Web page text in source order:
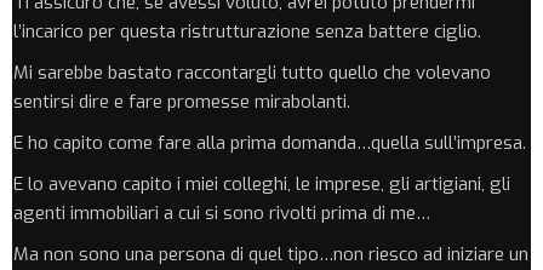
l’incarico per questa ristrutturazione senza battere ciglio.
Mi sarebbe bastato raccontargli tutto quello che volevano
sentirsi dire e fare promesse mirabolanti.
E ho capito come fare alla prima domanda…quella sull’impresa.
E lo avevano capito i miei colleghi, le imprese, gli artigiani, gli
agenti immobiliari a cui si sono rivolti prima di me…
Ma non sono una persona di quel tipo…non riesco ad iniziare un